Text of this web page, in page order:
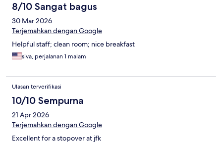
8/10 Sangat bagus
30 Mar 2026
Terjemahkan dengan Google
Helpful staff; clean room; nice breakfast
siva, perjalanan 1 malam
Ulasan terverifikasi
10/10 Sempurna
21 Apr 2026
Terjemahkan dengan Google
Excellent for a stopover at jfk